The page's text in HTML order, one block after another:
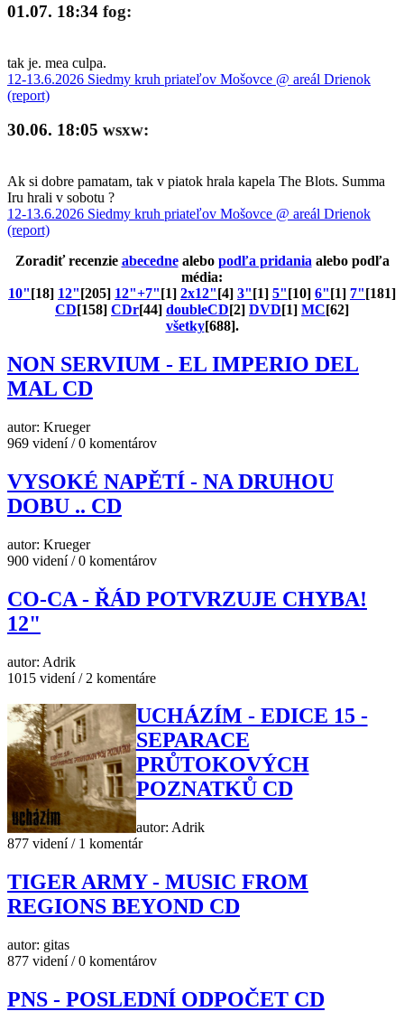
01.07. 18:34 fog:
tak je. mea culpa.
12-13.6.2026 Siedmy kruh priateľov Mošovce @ areál Drienok
(report)
30.06. 18:05 wsxw:
Ak si dobre pamatam, tak v piatok hrala kapela The Blots. Summa
Iru hrali v sobotu ?
12-13.6.2026 Siedmy kruh priateľov Mošovce @ areál Drienok
(report)
Zoradiť recenzie abecednealebo podľa pridania alebo podľa
média:
10"[18] 12"[205] 12"+7"[1] 2x12"[4] 3"[1] 5"[10] 6"[1] 7"[181]
CD[158] CDr[44] doubleCD[2] DVD[1] MC[62]
všetky[688].
NON SERVIUM - EL IMPERIO DEL
MAL CD
autor: Krueger
969 videní / 0 komentárov
VYSOKÉ NAPĚTÍ - NA DRUHOU
DOBU .. CD
autor: Krueger
900 videní / 0 komentárov
CO-CA - ŘÁD POTVRZUJE CHYBA!
12"
autor: Adrik
1015 videní / 2 komentáre
UCHÁZÍM - EDICE 15 -
SEPARACE
PRŮTOKOVÝCH
POZNATKŮ CD
autor: Adrik
877 videní / 1 komentár
TIGER ARMY - MUSIC FROM
REGIONS BEYOND CD
autor: gitas
877 videní / 0 komentárov
PNS - POSLEDNÍ ODPOČET CD